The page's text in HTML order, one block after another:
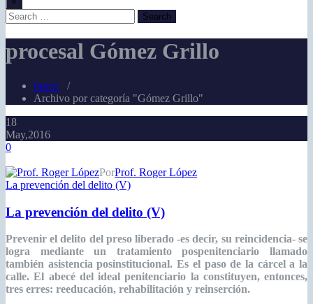
procesal Gómez Grillo
Inicio /
Archivo por categoría "Gómez Grillo"
18
May,2016
0
PorProf. Roger López
La prevención del delito (V)
La prevención del delito (V)
Prevenir el delito del preso liberado -es decir, su reincidencia- se
logra mediante un tratamiento pospenitenciario llamado
también asistencia posinstitucional. Es el paso de la cárcel a la
calle. El abecé del ideal penitenciario la constituyen, entonces,
tres erres: reeducación, rehabilitación y reinserción.